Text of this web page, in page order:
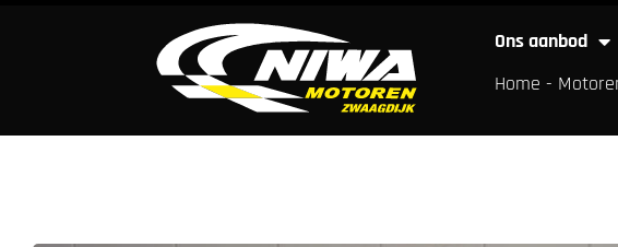
Ons aanbod
Home -
Ons